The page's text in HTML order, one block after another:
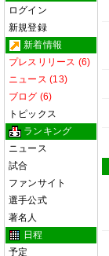
ログイン
新規登録
新着情報
プレスリリース (6)
ニュース (13)
ブログ (6)
トピックス
ランキング
ニュース
試合
ファンサイト
選手公式
著名人
日程
予定